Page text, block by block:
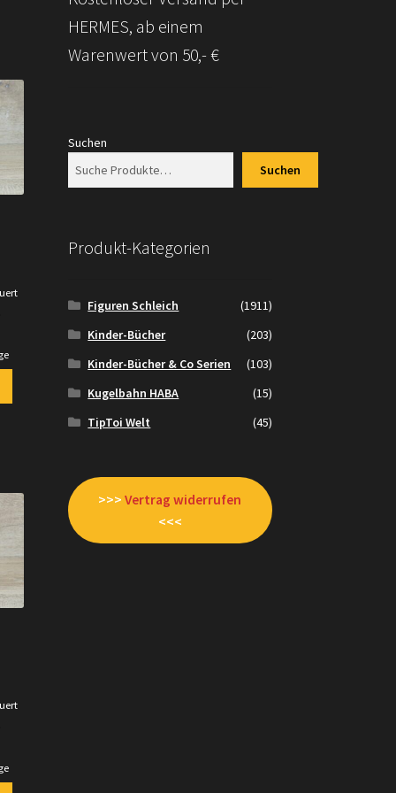
HERMES, ab einem
Warenwert von 50,- €
Suchen
Suchen
Produkt-Kategorien
Figuren Schleich
(1911)
Kinder-Bücher
(203)
Kinder-Bücher & Co Serien
(103)
Kugelbahn HABA
(15)
TipToi Welt
(45)
>>>Vertrag widerrufen
<<<